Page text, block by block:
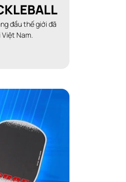
đầu thế giới đã
Nam.